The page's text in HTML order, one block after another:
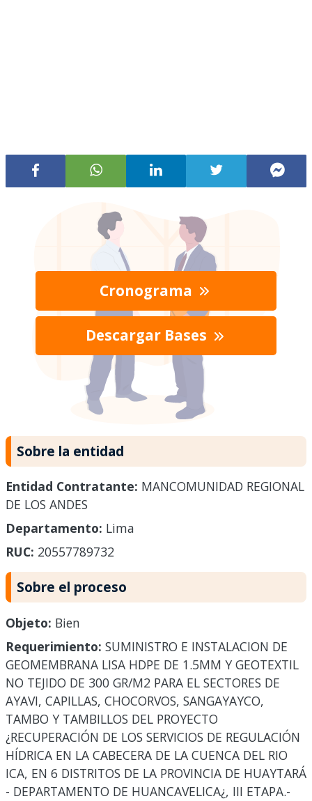
Cronograma
Descargar Bases
Sobre la entidad
Entidad Contratante: MANCOMUNIDAD REGIONAL
DE LOS ANDES
Departamento: Lima
RUC: 20557789732
Sobre el proceso
Objeto: Bien
Requerimiento: SUMINISTRO E INSTALACION DE
GEOMEMBRANA LISA HDPE DE 1.5MM Y GEOTEXTIL
NO TEJIDO DE 300 GR/M2 PARA EL SECTORES DE
AYAVI, CAPILLAS, CHOCORVOS, SANGAYAYCO,
TAMBO Y TAMBILLOS DEL PROYECTO
¿RECUPERACIÓN DE LOS SERVICIOS DE REGULACIÓN
HÍDRICA EN LA CABECERA DE LA CUENCA DEL RIO
ICA, EN 6 DISTRITOS DE LA PROVINCIA DE HUAYTARÁ
- DEPARTAMENTO DE HUANCAVELICA¿, III ETAPA.-